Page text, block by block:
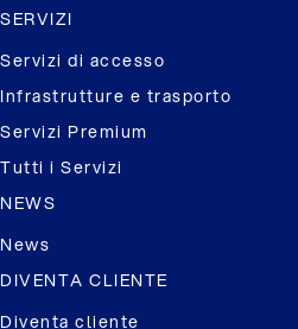
SERVIZI
Servizi di accesso
Infrastrutture e trasporto
Servizi Premium
Tutti i Servizi
NEWS
News
DIVENTA CLIENTE
Diventa cliente